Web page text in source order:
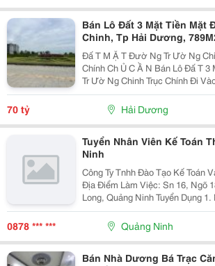
Bán Lô Đất 3 Mặt Tiền Mặt
Chinh, Tp Hải Dương,
Vị Trí Đẹp
Đấ T M Ặ T Đườ Ng Tr Ườ Ng
Chính Ch Ủ C Ầ N Bán Lô Đấ T
Tr Ườ Ng Chinh Trục Chính Đi
H Ả I D Ươ Ng - Di Ệ N Tích 789M2, Lô Góc 3 M Ặ T Ti Ề
70 tỷ Hải Dương
Tuyển Nhân Viên Kế Toán
Ninh
Công Ty Tnhh Đào Tạo Kế Toán
Địa Điểm Làm Việc: Sn 16, Ngõ
Long, Quảng Ninh Tuyển Dụng 1. Nhân Viên Kế Toán
Thuế : 05 Mô Tả Công Việc: &Bull; Thực Hiện Các Công
Việc Liên Quan Đến Kế Toán
0878 *** *** Quảng Ninh
Bán Nhà Dương Bá Trạc